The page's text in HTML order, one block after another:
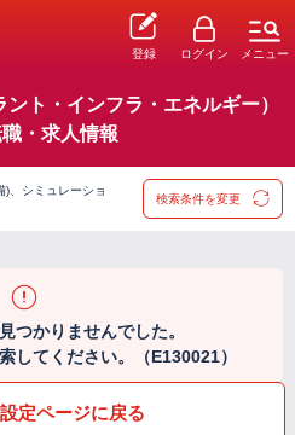
登録 ログイン メニュー
ント・インフラ・エネルギー）
・求人情報
)、シミュレーショ
検索条件を変更
つかりませんでした。
してください。（E130021）
定ページに戻る